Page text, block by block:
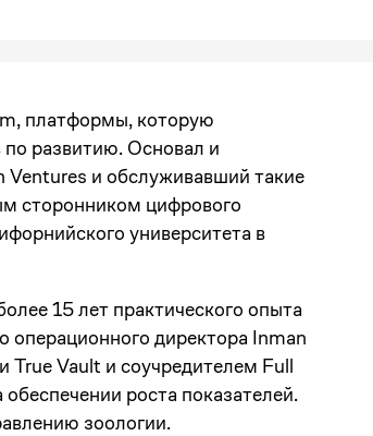
платформы, которую
развитию. Основал и
Ventures и обслуживавший такие
сторонником цифрового
университета в
15 лет практического опыта
директора Inman
True Vault и соучредителем Full
роста показателей.
зоологии.